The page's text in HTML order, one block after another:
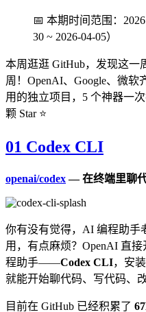
📅 本期时间范围：
30 ~ 2026-04-05）
本周逛逛 GitHub，发现这一
周！OpenAI、Google、微
用的独立项目，5 个神器一
颗 Star ⭐
01 Codex CLI
openai/codex— 在终端里聊
你有没有觉得，AI 编程助手
用，有点麻烦？OpenAI 直
程助手——Codex CLI，安
就能开始聊代码、写代码、改
目前在 GitHub 已经积累了